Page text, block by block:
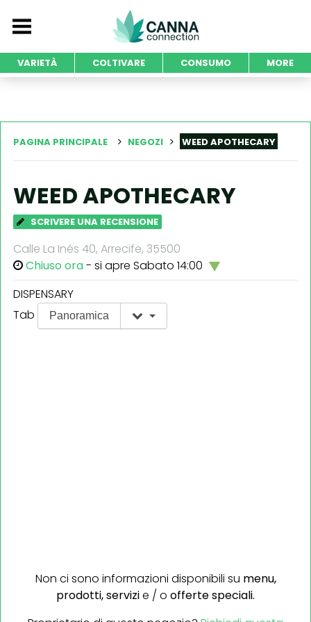
VARIETÀ COLTIVARE CONSUMO MORE
PAGINA PRINCIPALE NEGOZI WEED APOTHECARY
WEED APOTHECARY
SCRIVERE UNA RECENSIONE
Calle La Inés 40, Arrecife, 35500
Chiuso ora- si apre Sabato 14:00
DISPENSARY
Tab
Panoramica
Non ci sono informazioni disponibili su menu,
prodotti,servizie / o offerte speciali.